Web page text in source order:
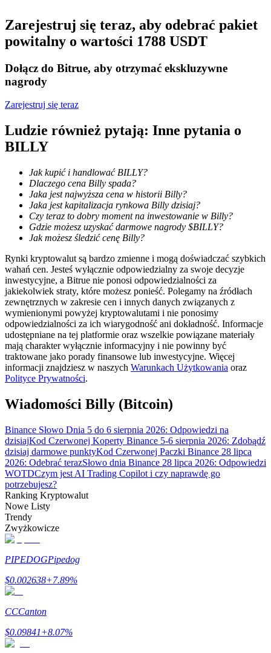
Analiza Big Data, w tym informacje handlowe itp.
Przewodnik dla początkujących dotyczący kontraktów futures
Strategie handlowe
Dowiedz się, jak zachować rentowność
Zarabiać
Zarejestruj się teraz, aby odebrać pakiet
powitalny o wartości 1788 USDT
Dołącz do Bitrue, aby otrzymać ekskluzywne
nagrody
Zarejestruj się teraz
Ludzie również pytają: Inne pytania o
BILLY
Jak kupić i handlować BILLY?
Dlaczego cena Billy spada?
Jaka jest najwyższa cena w historii Billy?
Jaka jest kapitalizacja rynkowa Billy dzisiaj?
Czy teraz to dobry moment na inwestowanie w Billy?
Gdzie możesz uzyskać darmowe nagrody $BILLY?
Jak możesz śledzić cenę Billy?
Rynki kryptowalut są bardzo zmienne i mogą doświadczać szybkich
wahań cen. Jesteś wyłącznie odpowiedzialny za swoje decyzje
inwestycyjne, a Bitrue nie ponosi odpowiedzialności za
jakiekolwiek straty, które możesz ponieść. Polegamy na źródłach
zewnętrznych w zakresie cen i innych danych związanych z
wymienionymi powyżej kryptowalutami i nie ponosimy
odpowiedzialności za ich wiarygodność ani dokładność. Informacje
udostępniane na tej platformie oraz wszelkie powiązane materiały
mają charakter wyłącznie informacyjny i nie powinny być
traktowane jako porady finansowe lub inwestycyjne. Więcej
informacji znajdziesz w naszych Warunkach Użytkowania oraz
Polityce Prywatności.
Wiadomości Billy (Bitcoin)
Binance Słowo Dnia 5 do 6 sierpnia 2026: Odpowiedzi na
dzisiajKod Czerwonej Koperty Binance 5-6 sierpnia 2026: Zdobądź
dzisiaj darmowe punktyKod Czerwonej Paczki Binance 28 lipca
2026: Odebrać terazSłowo dnia Binance 28 lipca 2026: Odpowiedzi
WOTDCzym jest AI Trading Copilot i czy naprawdę go
potrzebujesz?
Ranking Kryptowalut
Nowe Listy
Trendy
Zwyżkowicze
PIPEDOGPipedog
$0.002638+7.89%
CCCanton
$0.09841+8.07%